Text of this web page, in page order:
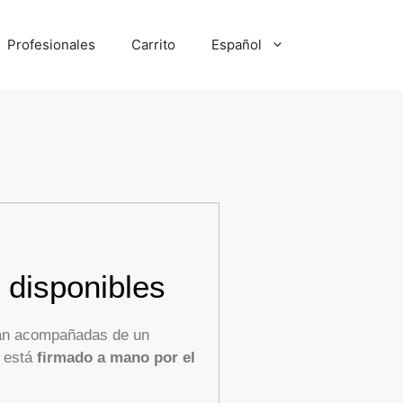
Profesionales Carrito Español
acompañadas de un
está firmado a mano por el